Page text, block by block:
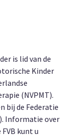
is lid van de
Kinder
(NVPMT).
bij de Federatie
Informatie over
kunt u